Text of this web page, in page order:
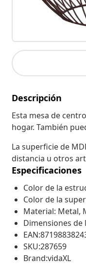
Descripción
Esta mesa de
hogar. También
La superficie de
distancia u otros
Especificaciones
Color de la
Color de la
Material: Metal,
Dimensiones de
SKU:287659
Brand:vidaXL